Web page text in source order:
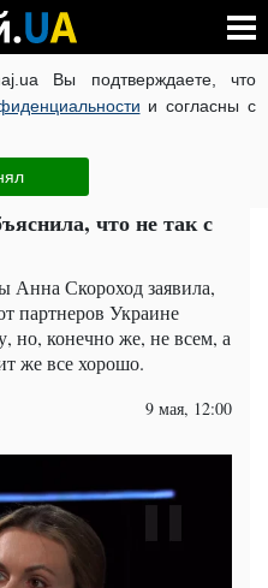
Вы подтверждаете, что
и согласны с
КОРОНАВИРУС В
ЧИТАТИ УКРАЇНСЬКОЮ
и политичного
что не так с
Анна Скороход заявила,
партнеров Украине
но, конечно же, не всем, а
же все хорошо.
9 мая, 12:00